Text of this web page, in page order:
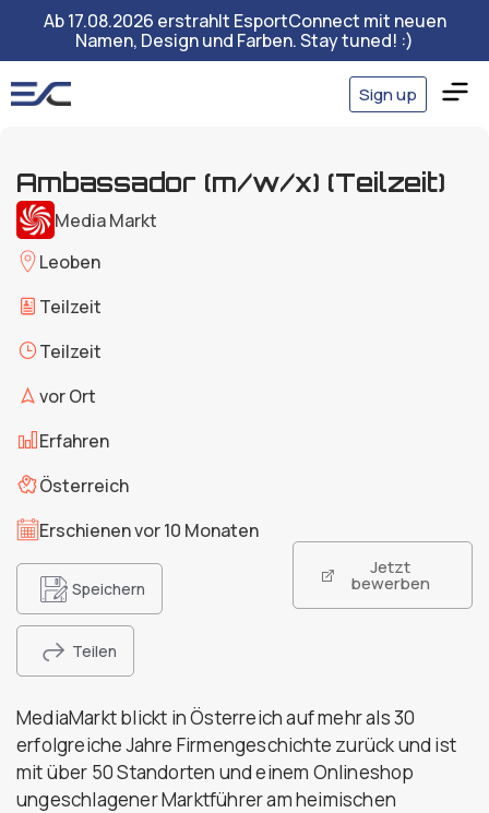
Ab 17.08.2026 erstrahlt EsportConnect mit neuen
Namen, Design und Farben. Stay tuned! :)
Sign up
Ambassador (m/w/x) (Teilzeit)
Media Markt
Leoben
Teilzeit
Teilzeit
vor Ort
Erfahren
Österreich
Erschienen vor 10 Monaten
Speichern
Teilen
Jetzt
bewerben
MediaMarkt blickt in Österreich auf mehr als 30
erfolgreiche Jahre Firmengeschichte zurück und ist
mit über 50 Standorten und einem Onlineshop
ungeschlagener Marktführer am heimischen